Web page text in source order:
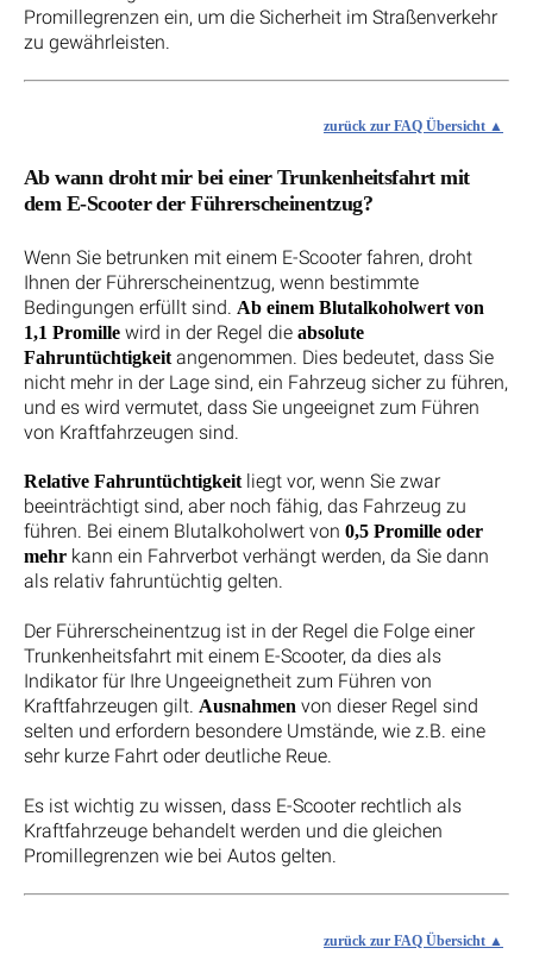
Promillegrenzen ein, um die Sicherheit im Straßenverkehr
zu gewährleisten.
zurück zur FAQ Übersicht
Ab wann droht mir bei einer Trunkenheitsfahrt mit
dem E-Scooter der Führerscheinentzug?
Wenn Sie betrunken mit einem E-Scooter fahren, droht
Ihnen der Führerscheinentzug, wenn bestimmte
Bedingungen erfüllt sind. Ab einem Blutalkoholwert von
1,1 Promille wird in der Regel die absolute
Fahruntüchtigkeit angenommen. Dies bedeutet, dass Sie
nicht mehr in der Lage sind, ein Fahrzeug sicher zu führen,
und es wird vermutet, dass Sie ungeeignet zum Führen
von Kraftfahrzeugen sind.
Relative Fahruntüchtigkeitliegt vor, wenn Sie zwar
beeinträchtigt sind, aber noch fähig, das Fahrzeug zu
führen. Bei einem Blutalkoholwert von 0,5 Promille oder
mehr kann ein Fahrverbot verhängt werden, da Sie dann
als relativ fahruntüchtig gelten.
Der Führerscheinentzug ist in der Regel die Folge einer
Trunkenheitsfahrt mit einem E-Scooter, da dies als
Indikator für Ihre Ungeeignetheit zum Führen von
Kraftfahrzeugen gilt. Ausnahmen von dieser Regel sind
selten und erfordern besondere Umstände, wie z.B. eine
sehr kurze Fahrt oder deutliche Reue.
Es ist wichtig zu wissen, dass E-Scooter rechtlich als
Kraftfahrzeuge behandelt werden und die gleichen
Promillegrenzen wie bei Autos gelten.
zurück zur FAQ Übersicht